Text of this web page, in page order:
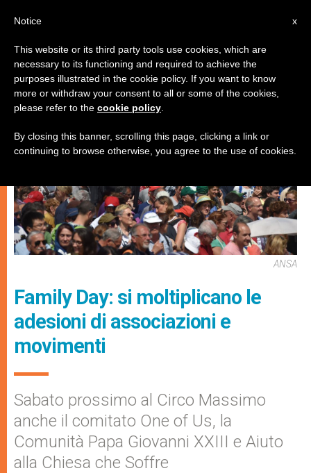
MATRIMONIO E FAMIGLIA
ANSA
Family Day: si moltiplicano le
adesioni di associazioni e
movimenti
Sabato prossimo al Circo Massimo
anche il comitato One of Us, la
Comunità Papa Giovanni XXIII e Aiuto
alla Chiesa che Soffre
x
Notice
This website or its third party tools use cookies, which are
necessary to its functioning and required to achieve the
purposes illustrated in the cookie policy. If you want to know
more or withdraw your consent to all or some of the cookies,
please refer to the cookie policy
By closing this banner, scrolling this page, clicking a link or
continuing to browse otherwise, you agree to the use of cookies.